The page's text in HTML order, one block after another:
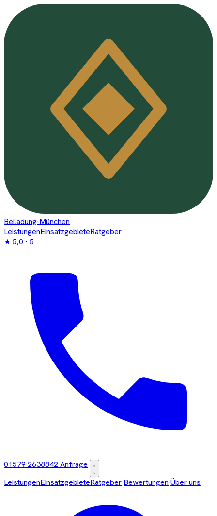
Beiladung·München
LeistungenEinsatzgebieteRatgeber
★ 5,0 · 5
01579 2638842 Anfrage
LeistungenEinsatzgebieteRatgeber Bewertungen Über uns